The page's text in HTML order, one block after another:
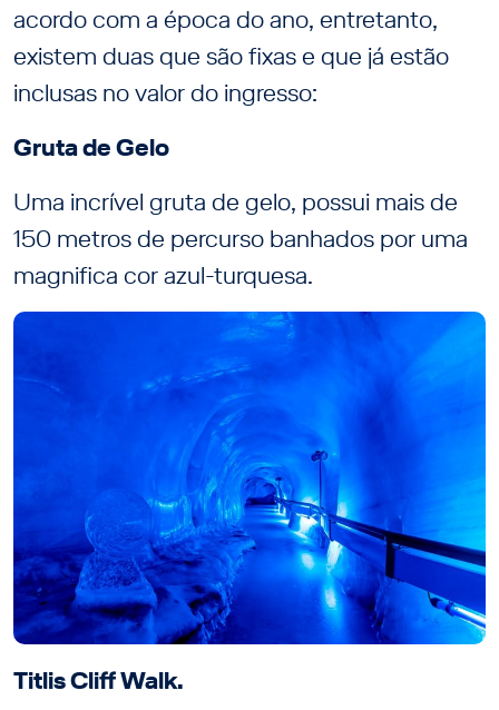
acordo com a época do ano, entretanto,
existem duas que são fixas e que já estão
inclusas no valor do ingresso:
Gruta de Gelo
Uma incrível gruta de gelo, possui mais de
150 metros de percurso banhados por uma
magnifica cor azul-turquesa.
Titlis Cliff Walk.